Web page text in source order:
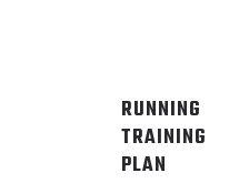
RUNNING
TRAINING
PLAN